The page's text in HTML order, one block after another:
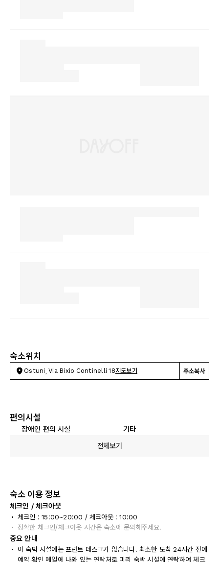
숙소위치
Ostuni, Via Bixio Continelli 18지도보기 주소복사
편의시설
장애인 편의 시설
기타
전체보기
숙소 이용 정보
체크인 / 체크아웃
체크인 : 15:00~20:00 / 체크아웃 : 10:00
정확한 체크인/체크아웃 시간은 숙소에 문의해주세요.
중요 안내
이 숙박 시설에는 프런트 데스크가 없습니다. 최소한 도착 24시간 전에
예약 확인 메일에 나와 있는 연락처로 미리 숙박 시설에 연락하여 체크